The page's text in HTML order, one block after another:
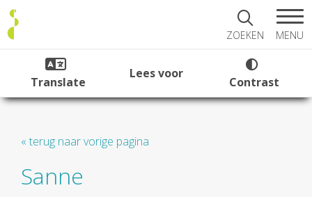
ZOEKEN MENU
Translate
Lees voor
Contrast
« terug naar vorige pagina
Sanne